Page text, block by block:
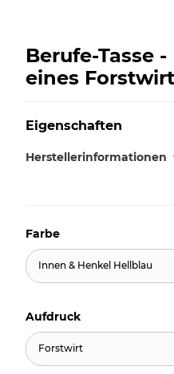
Berufe-Tasse
eines
Eigenschaften
Herstellerinformationen
Farbe
Innen & Henkel Hellblau
Aufdruck
Forstwirt